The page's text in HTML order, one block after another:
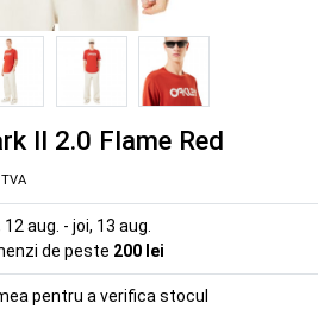
II 2.0 Flame Red
aug. - joi, 13 aug.
de peste 200 lei
pentru a verifica stocul